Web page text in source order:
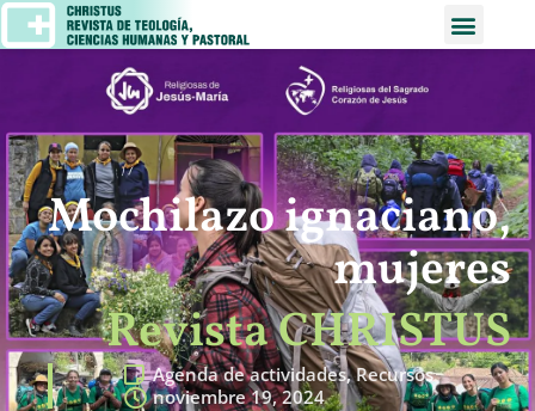
Mochilazo ignaciano,
mujeres
Revista CHRISTUS
Agenda de actividades,Recursos
noviembre 19, 2024